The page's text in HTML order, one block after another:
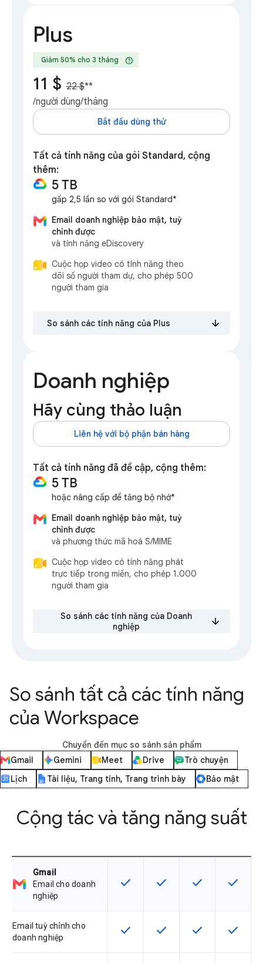
Plus
Giảm 50% cho 3 tháng help
11 $ 22 $**
/người dùng/tháng
Bắt đầu dùng thử
Tất cả tính năng của gói Standard, cộng
thêm:
5 TB
gấp 2,5 lần so với gói Standard*
Email doanh nghiệp bảo mật, tuỳ
chỉnh được
và tính năng eDiscovery
Cuộc họp video có tính năng theo
dõi số người tham dự, cho phép 500
người tham gia
So sánh các tính năng của Plus
Doanh nghiệp
Hãy cùng thảo luận
Liên hệ với bộ phận bán hàng
Tất cả tính năng đã đề cập, cộng thêm:
5 TB
hoặc nâng cấp để tăng bộ nhớ*
Email doanh nghiệp bảo mật, tuỳ
chỉnh được
và phương thức mã hoá S/MIME
Cuộc họp video có tính năng phát
trực tiếp trong miền, cho phép 1.000
người tham gia
So sánh các tính năng của Doanh
nghiệp
So sánh tất cả các tính năng
của Workspace
Chuyển đến mục so sánh sản phẩm
Gmail
Gemini Meet Drive
Trò chuyện
Lịch
Tài liệu, Trang tính, Trang trình bày Bảo mật
Cộng tác và tăng năng suất
Gmail
Email cho doanh
nghiệp
SKU có hỗ trợ tính năng này
check SKU có hỗ trợ tính năng
check SKU có hỗ trợ
check SKU có
check
Email tuỳ chỉnh cho
doanh nghiệp
SKU có hỗ trợ tính năng này
check SKU có hỗ trợ tính năng
check SKU có hỗ trợ
check SKU có
check